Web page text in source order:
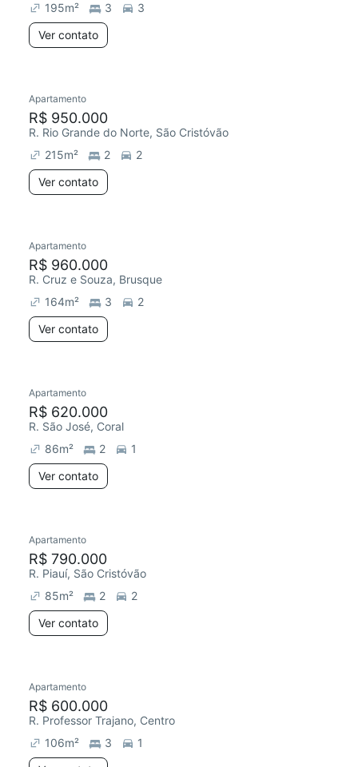
195m² 3
3
Ver contato
Redecorar
Apartamento
R$ 950.000
R. Rio Grande do Norte, São Cristóvão
215m² 2
2
Ver contato
Apartamento
R$ 960.000
R. Cruz e Souza, Brusque
164m² 3
2
Ver contato
Apartamento
R$ 620.000
R. São José, Coral
86m² 2
1
Ver contato
Apartamento
R$ 790.000
R. Piauí, São Cristóvão
85m² 2
2
Ver contato
Apartamento
R$ 600.000
R. Professor Trajano, Centro
106m² 3
1